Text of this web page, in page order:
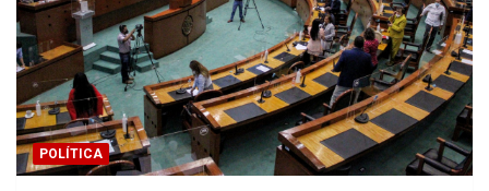
POLÍTICA